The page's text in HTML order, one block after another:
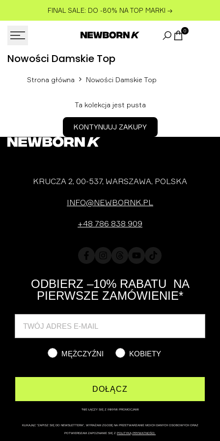
FINAL SALE: DO -80% NA TOP MARKI →
0
Nowości
Damskie
Nowości Damskie Top
Strona główna Nowości Damskie Top
Ta kolekcja jest pusta
KONTYNUUJ ZAKUPY
KRUCZA 2, 00-537, WARSZAWA, POLSKA
INFO@NEWBORNK.PL
+48 786 838 909
FacebookInstagramTranslation
missing:
YouTubeTikTok
ODBIERZ –10% RABATU NA
PIERWSZE ZAMÓWIENIE*
Cat MĘŻCZYŹNI KOBIETY
DOŁĄCZ
*NIE ŁĄCZY SIĘ Z INNYMI PROMOCJAMI
KLIKAJĄC “ZAPISZ SIĘ DO NEWSLETTERA”, WYRAŻAM ZGODĘ NA PRZETWARZANIE MOICH DANYCH OSOBOWYCH ORAZ
POTWIERDZAM ZAPOZNANIE SIĘ Z POLITYKĄ PRYWATNOŚCI.